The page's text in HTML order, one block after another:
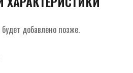
добавлено позже.